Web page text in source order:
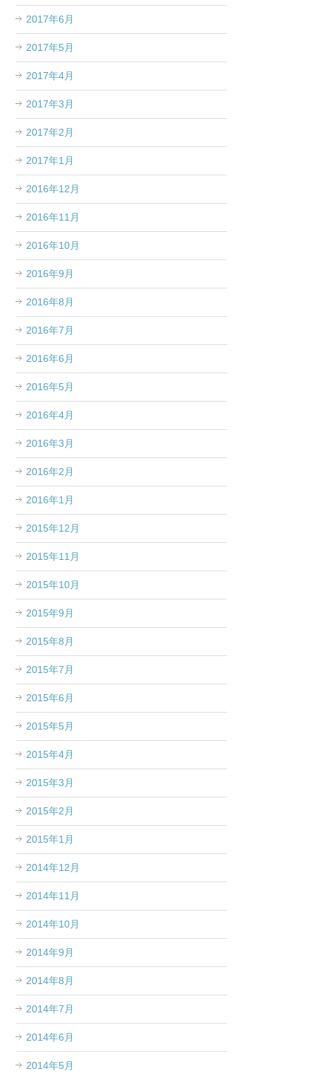
2017年6月
2017年5月
2017年4月
2017年3月
2017年2月
2017年1月
2016年12月
2016年11月
2016年10月
2016年9月
2016年8月
2016年7月
2016年6月
2016年5月
2016年4月
2016年3月
2016年2月
2016年1月
2015年12月
2015年11月
2015年10月
2015年9月
2015年8月
2015年7月
2015年6月
2015年5月
2015年4月
2015年3月
2015年2月
2015年1月
2014年12月
2014年11月
2014年10月
2014年9月
2014年8月
2014年7月
2014年6月
2014年5月